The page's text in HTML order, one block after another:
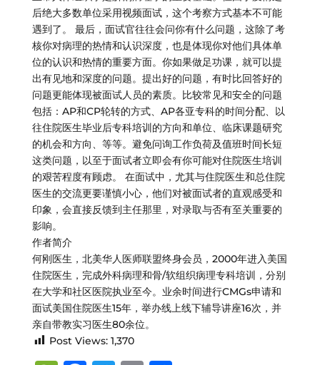
后绝大多数单位采用视频面试，这个考察方式基本不可能
遇到了。 最后，面试官往往会问你有什么问题，这除了考
核你对病理的热情和认识深度，也是体现你对他们具体单
位的认识和热情的重要方面。你如果做足功课，就可以提
出有见地和深度的问题。提出好的问题，有时比回答好的
问题更能体现被面试人员的素质。比较常见和安全的问题
包括：AP和CP轮转的方式、AP各亚专科的时间分配、以
往住院医生毕业后专科培训的方向和单位、临床课题研究
的机会和方向、等等。避免问询工作负荷及值班时间长短
这类问题，以至于面试者立即会有你可能对住院医生培训
的艰苦程度有顾虑。 在面试中，尤其与住院医生和总住院
医生的交流更要谨慎小心，他们对被面试者的直观感受和
印象，会直接反馈到主任那里，对录取与否有至关重要的
影响。
作者简介
何刚医生，北美华人医师联盟终身会员，2000年进入美国
住院医生，完成外科病理和骨/软组织病理专科培训，分别
在大学和社区医院执业至今。业余时间进行CMGs申请和
面试美国住院医生15年，举办线上线下辅导讲座16次， 并
亲自带教实习医生80余位。
Post Views: 1,370